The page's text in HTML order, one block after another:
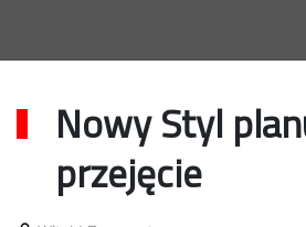
Nowy Styl
przejęcie